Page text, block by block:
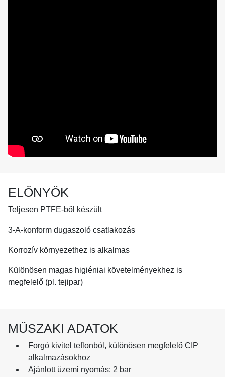
ELŐNYÖK
Teljesen PTFE-ből készült
3-A-konform dugaszoló csatlakozás
Korrozív környezethez is alkalmas
Különösen magas higiéniai követelményekhez is
megfelelő (pl. tejipar)
MŰSZAKI ADATOK
Forgó kivitel teflonból, különösen megfelelő CIP
alkalmazásokhoz
Ajánlott üzemi nyomás: 2 bar